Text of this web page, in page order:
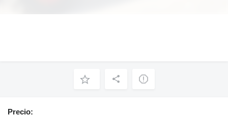
Precio: